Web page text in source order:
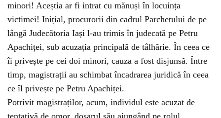
minori! Aceștia ar fi intrat cu mănuși în locuința
victimei! Inițial, procurorii din cadrul Parchetului de pe
lângă Judecătoria Iași l-au trimis în judecată pe Petru
Apachiței, sub acuzația principală de tâlhărie. În ceea ce
îi privește pe cei doi minori, cauza a fost disjunsă. Între
timp, magistrații au schimbat încadrarea juridică în ceea
ce îl privește pe Petru Apachiței.
Potrivit magistraților, acum, individul este acuzat de
tentativă de omor, dosarul său ajungând pe rolul